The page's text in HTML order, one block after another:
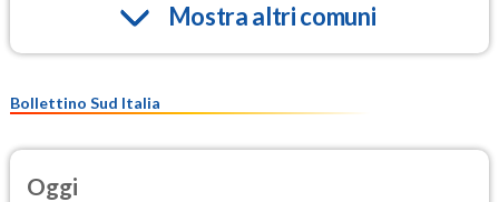
Mostra altri comuni
Bollettino Sud Italia
Oggi